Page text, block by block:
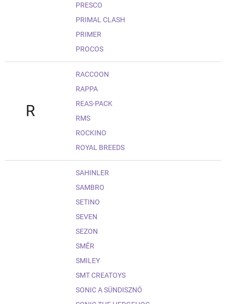
PRESCO
PRIMAL CLASH
PRIMER
PROCOS
R
RACCOON
RAPPA
REAS-PACK
RMS
ROCKINO
ROYAL BREEDS
SAHINLER
SAMBRO
SETINO
SEVEN
SEZON
SMĚR
SMILEY
SMT CREATOYS
SONIC A SÜNDISZNÓ